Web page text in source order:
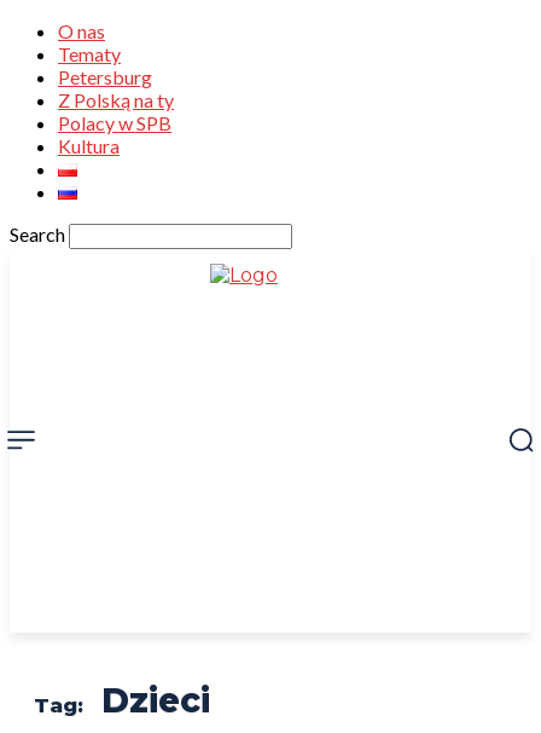
O nas
Tematy
Petersburg
Z Polską na ty
Polacy w SPB
Kultura
Search
Tag: Dzieci